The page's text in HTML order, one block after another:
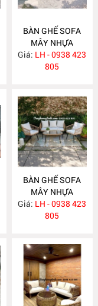
BÀN GHẾ SOFA
MÂY NHỰA
NH329
Giá: LH - 0938 423
805
BÀN GHẾ SOFA
MÂY NHỰA
NH326
Giá: LH - 0938 423
805